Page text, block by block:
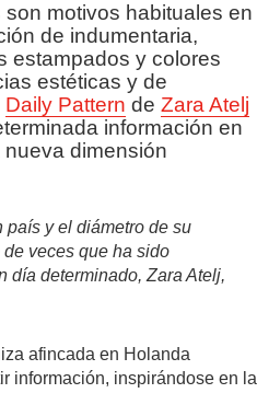
motivos habituales en
de indumentaria,
estampados y colores
estéticas y de
Daily Pattern deZara Atelj
información en
dimensión
país y el diámetro de su
veces que ha sido
día determinado, Zara Atelj,
afincada en Holanda
información, inspirándose en la